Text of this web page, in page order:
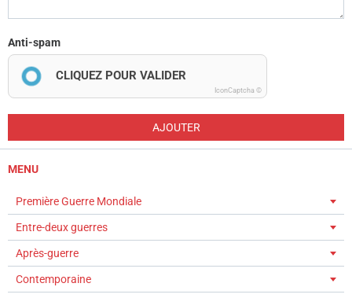
Anti-spam
CLIQUEZ POUR VALIDER
IconCaptcha ©
AJOUTER
MENU
Première Guerre Mondiale
Entre-deux guerres
Après-guerre
Contemporaine